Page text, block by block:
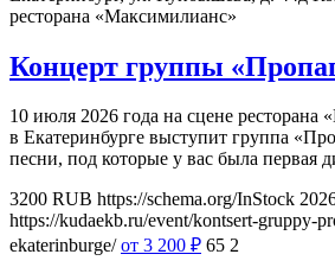
ресторана «Максимилианс»
Концерт группы
10 июля 2026 года на сцене ресторана
в Екатеринбурге выступит группа
песни, под которые у вас была первая
3200 RUB https://schema.org/InStock
https://kudaekb.ru/event/kontsert-gruppy-
ekaterinburge/ от 3 200 ₽ 65 2